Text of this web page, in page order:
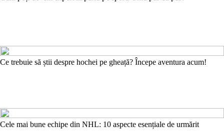
Ce trebuie să știi despre hochei pe gheață? Începe aventura acum!
Cele mai bune echipe din NHL: 10 aspecte esențiale de urmărit